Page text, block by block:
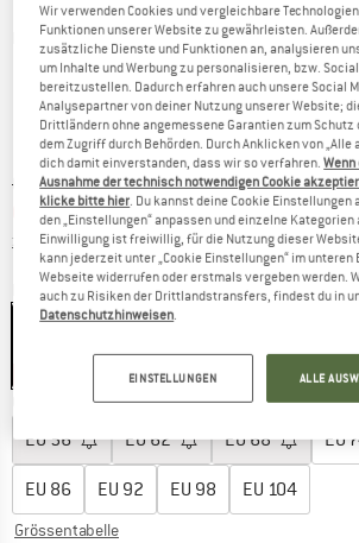
Detailansichten
Ursprünglicher Preis :
CHF26.95
Preis:
CHF18.33 inkl. MwSt., zollfreie Lieferung
zzgl. VersandkostenInformationen zu den
Farbe:Sand
Grösse wählen:
EU56 EU62 EU68 EU
EU 86 EU 92 EU 98 EU 104
Grössentabelle
Wir verwenden Cookies und vergleichbare
Funktionen unserer Website zu gewährleisten.
zusätzliche Dienste und Funktionen an, analysieren
um Inhalte und Werbung zu personalisieren, bzw.
bereitzustellen. Dadurch erfahren auch unsere Social
Analysepartner von deiner Nutzung unserer Website;
Drittländern ohne angemessene Garantien zum Schutz
dem Zugriff durch Behörden. Durch Anklicken von „Alle
dich damit einverstanden, dass wir so verfahren.
Ausnahme der technisch notwendigen Cookie
klicke bitte hier. Du kannst deine Cookie Einstellungen
den „Einstellungen“ anpassen und einzelne Kategorien
Einwilligung ist freiwillig, für die Nutzung dieser
kann jederzeit unter „Cookie Einstellungen“ im unteren
Webseite widerrufen oder erstmals vergeben werden.
auch zu Risiken der Drittlandstransfers, findest du in
Datenschutzhinweisen.
EINSTELLUNGEN ALLE